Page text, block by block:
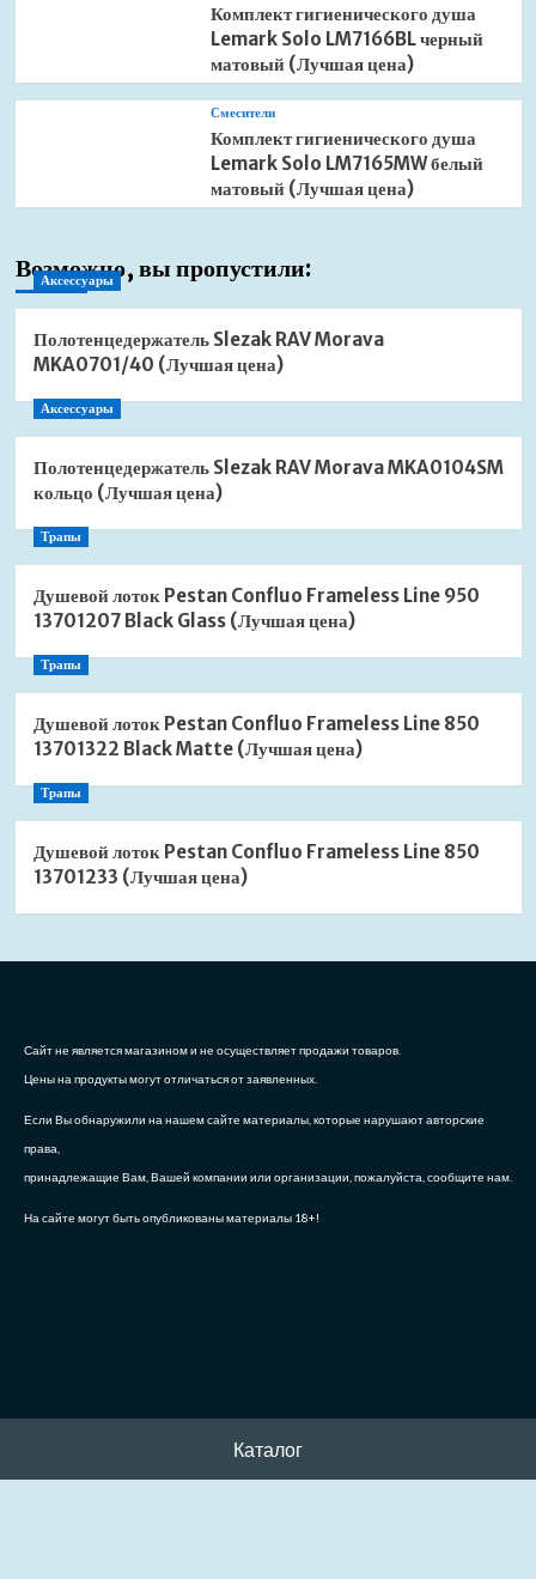
Комплект гигиенического душа
Lemark Solo LM7166BL черный
матовый (Лучшая цена)
Смесители
Комплект гигиенического душа
Lemark Solo LM7165MW белый
матовый (Лучшая цена)
Возможно, вы пропустили:
Аксессуары
Полотенцедержатель Slezak RAV Morava
MKA0701/40 (Лучшая цена)
Аксессуары
Полотенцедержатель Slezak RAV Morava MKA0104SM
кольцо (Лучшая цена)
Трапы
Душевой лоток Pestan Confluo Frameless Line 950
13701207 Black Glass (Лучшая цена)
Трапы
Душевой лоток Pestan Confluo Frameless Line 850
13701322 Black Matte (Лучшая цена)
Трапы
Душевой лоток Pestan Confluo Frameless Line 850
13701233 (Лучшая цена)
Сайт не является магазином и не осуществляет продажи товаров.
Цены на продукты могут отличаться от заявленных.
Если Вы обнаружили на нашем сайте материалы, которые нарушают авторские
права,
принадлежащие Вам, Вашей компании или организации, пожалуйста, сообщите нам.
На сайте могут быть опубликованы материалы 18+!
Каталог